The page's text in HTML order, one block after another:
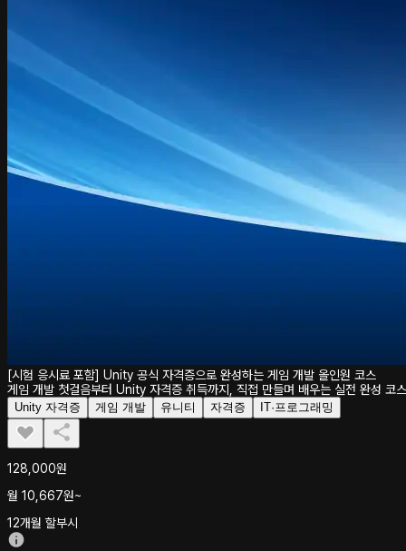
[시험 응시료 포함] Unity 공식 자격증으로 완성하는 게임 개발 올인원 코스
게임 개발 첫걸음부터 Unity 자격증 취득까지, 직접 만들며 배우는 실전 완성 코
Unity 자격증 게임 개발 유니티 자격증 IT·프로그래밍
128,000원
월 10,667원~
12개월 할부시